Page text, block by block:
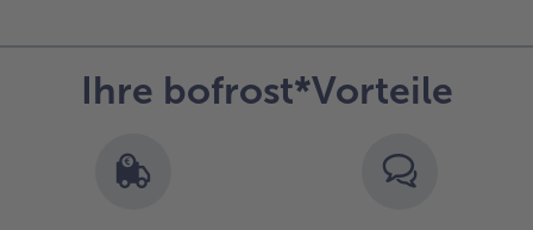
Ihre bofrost*Vorteile